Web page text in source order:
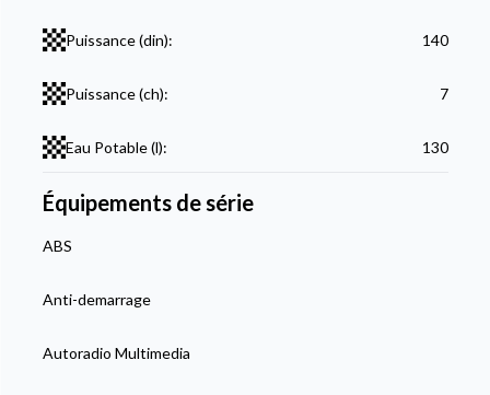
Puissance (din): 140
Puissance (ch): 7
Eau Potable (l): 130
Équipements de série
ABS
Anti-demarrage
Autoradio Multimedia